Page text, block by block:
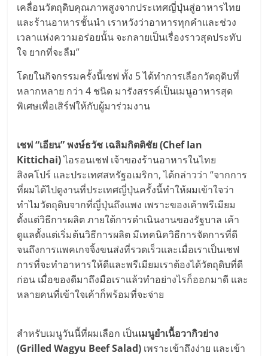
เคลื่อนวัตถุดิบคุณภาพสูงจากประเทศญี่ปุ่นสู่อาหารไทย
และร้านอาหารชั้นนำ เราหวังว่าอาหารทุกคำและช่วง
เวลาแห่งความอร่อยนั้น จะกลายเป็นเรื่องราวสุดประทับ
ใจ ยากที่จะลืม”
โดยในกิจกรรมครั้งนี้เชฟ ทั้ง 5 ได้ทำการเลือกวัตถุดิบที่
หลากหลาย กว่า 4 ชนิด มารังสรรค์เป็นเมนูอาหารสุด
พิเศษเพื่อเสิร์ฟให้กับผู้มาร่วมงาน
เชฟ “เอียน” พงษ์ธวัช เฉลิมกิตติชัย (Chef Ian
Kittichai)ไอรอนเชฟ เจ้าของร้านอาหารในไทย
สิงคโปร์ และประเทศสหรัฐอเมริกา, ได้กล่าวว่า “จากการ
ที่ผมได้ไปดูงานที่ประเทศญี่ปุ่นครั้งนี้ทำให้ผมเข้าใจว่า
ทำไมวัตถุดิบจากที่ญี่ปุ่นถึงแพง เพราะของเค้าพรีเมียม
ตั้งแต่วิธีการผลิต ภายใต้การดำเนินงานของรัฐบาล เค้า
ดูแลตั้งแต่เริ่มต้นวิธีการผลิต มีเทคนิควิธีการจัดการที่ดี
จนถึงการแพคเกจจิ้งขนส่งที่รวดเร็วและเมื่อเราเป็นเชฟ
การที่จะทำอาหารให้ดีและพรีเมียมเราต้องได้วัตถุดิบที่ดี
ก่อน เมื่อของดีมาถึงมือเราแล้วทำอย่างไรก็ออกมาดี และ
หลายคนที่เข้าใจเค้าก็พร้อมที่จะจ่าย
สำหรับเมนูวันนี้ที่ผมเลือก เป็นเมนูยำเนื้อวากิวย่าง
(Grilled Wagyu Beef Salad) เพราะเข้าถึงง่าย และเข้า